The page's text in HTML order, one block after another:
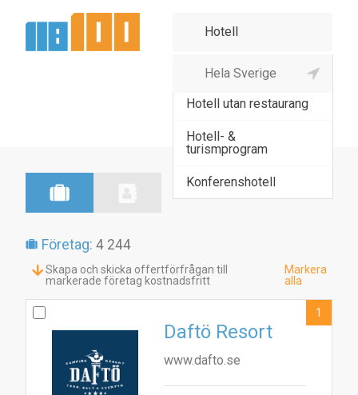
Hotell med restaurang
Hotell utan restaurang
Hotell- &
turismprogram
Konferenshotell
Företag: 4 244
Skapa och skicka offertförfrågan till
markerade företag kostnadsfritt
Markera
alla
Daftö Resort
www.dafto.se
1